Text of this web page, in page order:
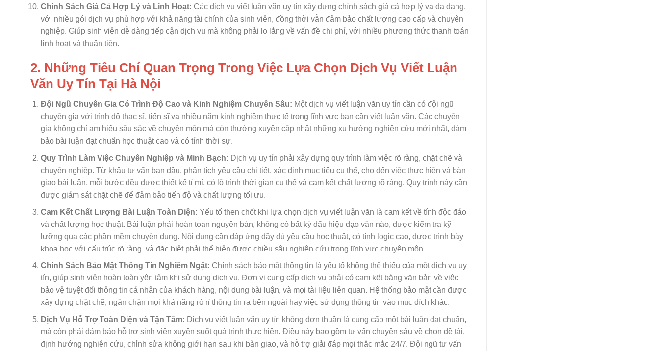
Chính Sách Giá Cả Hợp Lý và Linh Hoạt: Các dịch vụ viết luận văn uy tín xây dựng chính sách giá cả hợp lý và đa dạng,
với nhiều gói dịch vụ phù hợp với khả năng tài chính của sinh viên, đồng thời vẫn đảm bảo chất lượng cao cấp và chuyên
nghiệp. Giúp sinh viên dễ dàng tiếp cận dịch vụ mà không phải lo lắng về vấn đề chi phí, với nhiều phương thức thanh toán
linh hoạt và thuận tiện.
2. Những Tiêu Chí Quan Trọng Trong Việc Lựa Chọn Dịch Vụ Viết Luận
Văn Uy Tín Tại Hà Nội
Đội Ngũ Chuyên Gia Có Trình Độ Cao và Kinh Nghiệm Chuyên Sâu: Một dịch vụ viết luận văn uy tín cần có đội ngũ
chuyên gia với trình độ thạc sĩ, tiến sĩ và nhiều năm kinh nghiệm thực tế trong lĩnh vực bạn cần viết luận văn. Các chuyên
gia không chỉ am hiểu sâu sắc về chuyên môn mà còn thường xuyên cập nhật những xu hướng nghiên cứu mới nhất, đảm
bảo bài luận đạt chuẩn học thuật cao và có tính thời sự.
Quy Trình Làm Việc Chuyên Nghiệp và Minh Bạch: Dịch vụ uy tín phải xây dựng quy trình làm việc rõ ràng, chặt chẽ và
chuyên nghiệp. Từ khâu tư vấn ban đầu, phân tích yêu cầu chi tiết, xác định mục tiêu cụ thể, cho đến việc thực hiện và bàn
giao bài luận, mỗi bước đều được thiết kế tỉ mỉ, có lộ trình thời gian cụ thể và cam kết chất lượng rõ ràng. Quy trình này cần
được giám sát chặt chẽ để đảm bảo tiến độ và chất lượng tối ưu.
Cam Kết Chất Lượng Bài Luận Toàn Diện: Yếu tố then chốt khi lựa chọn dịch vụ viết luận văn là cam kết về tính độc đáo
và chất lượng học thuật. Bài luận phải hoàn toàn nguyên bản, không có bất kỳ dấu hiệu đạo văn nào, được kiểm tra kỹ
lưỡng qua các phần mềm chuyên dụng. Nội dung cần đáp ứng đầy đủ yêu cầu học thuật, có tính logic cao, được trình bày
khoa học với cấu trúc rõ ràng, và đặc biệt phải thể hiện được chiều sâu nghiên cứu trong lĩnh vực chuyên môn.
Chính Sách Bảo Mật Thông Tin Nghiêm Ngặt: Chính sách bảo mật thông tin là yếu tố không thể thiếu của một dịch vụ uy
tín, giúp sinh viên hoàn toàn yên tâm khi sử dụng dịch vụ. Đơn vị cung cấp dịch vụ phải có cam kết bằng văn bản về việc
bảo vệ tuyệt đối thông tin cá nhân của khách hàng, nội dung bài luận, và mọi tài liệu liên quan. Hệ thống bảo mật cần được
xây dựng chặt chẽ, ngăn chặn mọi khả năng rò rỉ thông tin ra bên ngoài hay việc sử dụng thông tin vào mục đích khác.
Dịch Vụ Hỗ Trợ Toàn Diện và Tận Tâm: Dịch vụ viết luận văn uy tín không đơn thuần là cung cấp một bài luận đạt chuẩn,
mà còn phải đảm bảo hỗ trợ sinh viên xuyên suốt quá trình thực hiện. Điều này bao gồm tư vấn chuyên sâu về chọn đề tài,
định hướng nghiên cứu, chỉnh sửa không giới hạn sau khi bàn giao, và hỗ trợ giải đáp mọi thắc mắc 24/7. Đội ngũ tư vấn